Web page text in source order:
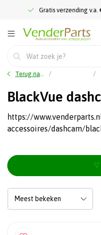
Gratis verzending v.a.
Terug naar home
BlackVue
https://
accessoires/dashcam/